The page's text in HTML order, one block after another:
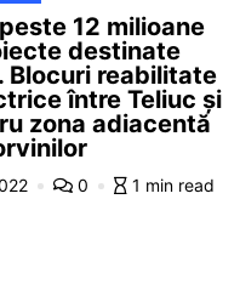
12 milioane
destinate
Blocuri reabilitate
între Teliuc și
zona adiacentă
0 1 min read